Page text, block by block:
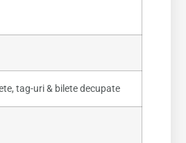
tag-uri & bilete decupate